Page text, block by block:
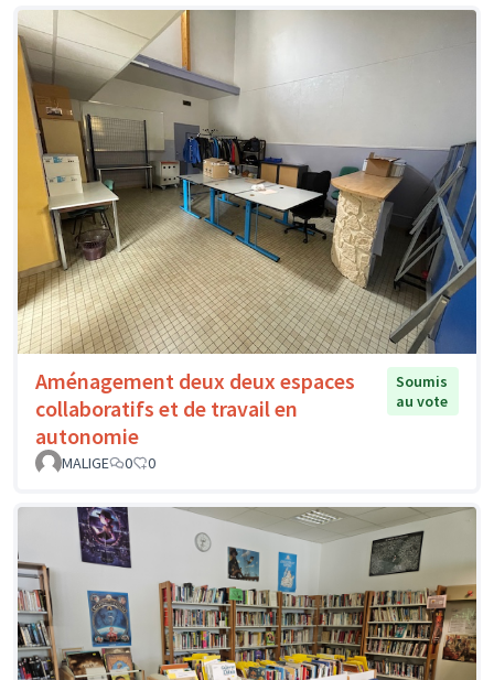
Aménagement deux deux espaces
collaboratifs et de travail en
autonomie
Soumis
au vote
MALIGE 0 0